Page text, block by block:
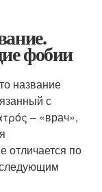
фобии
название
с
– «врач»,
отличается по
следующим